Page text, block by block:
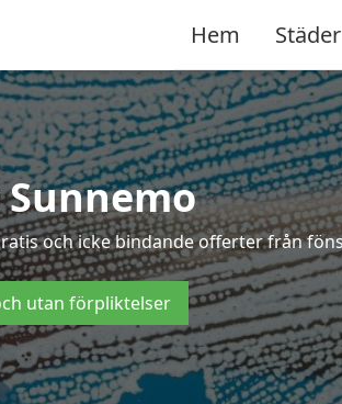
Hem Städer
och icke bindande offerter från
utan förpliktelser